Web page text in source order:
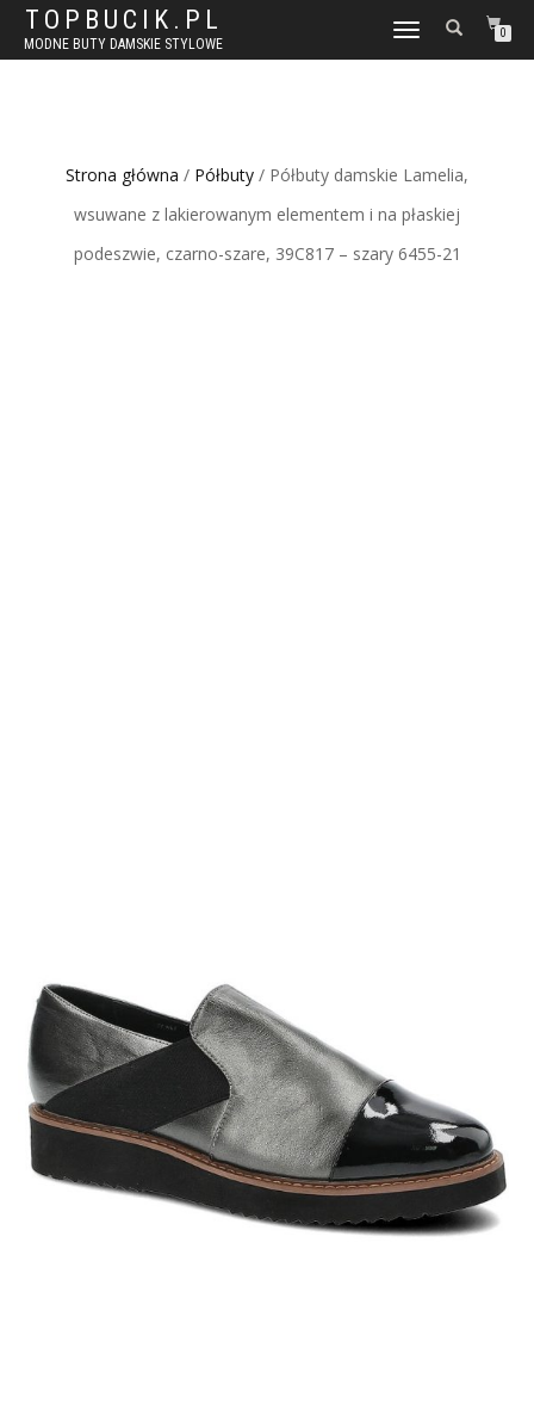
TOPBUCIK.PL
MODNE BUTY DAMSKIE STYLOWE
WŁĄCZ
NAWIGACJĘ
0
Strona główna / Półbuty / Półbuty damskie Lamelia,
wsuwane z lakierowanym elementem i na płaskiej
podeszwie, czarno-szare, 39C817 – szary 6455-21